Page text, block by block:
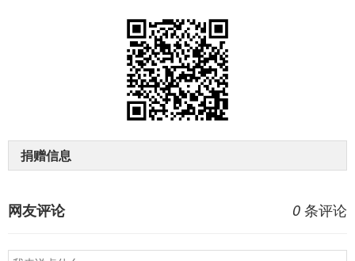
捐赠信息
0 条评论
网友评论